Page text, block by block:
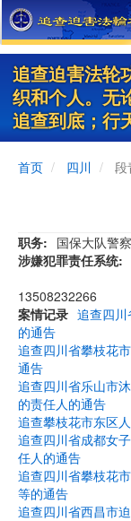
Skip
to
main
content
追查迫害法轮
织和个人。无
追查到底；行
首页 四川 段
职务
国保大队警察
涉嫌犯罪责任系统
13508232266
案情记录 追查四
的通告
追查四川省攀枝花
通告
追查四川省乐山市
的责任人的通告
追查攀枝花市东区
追查四川省成都女
任人的通告
追查四川省攀枝花
等的通告
追查四川省西昌市